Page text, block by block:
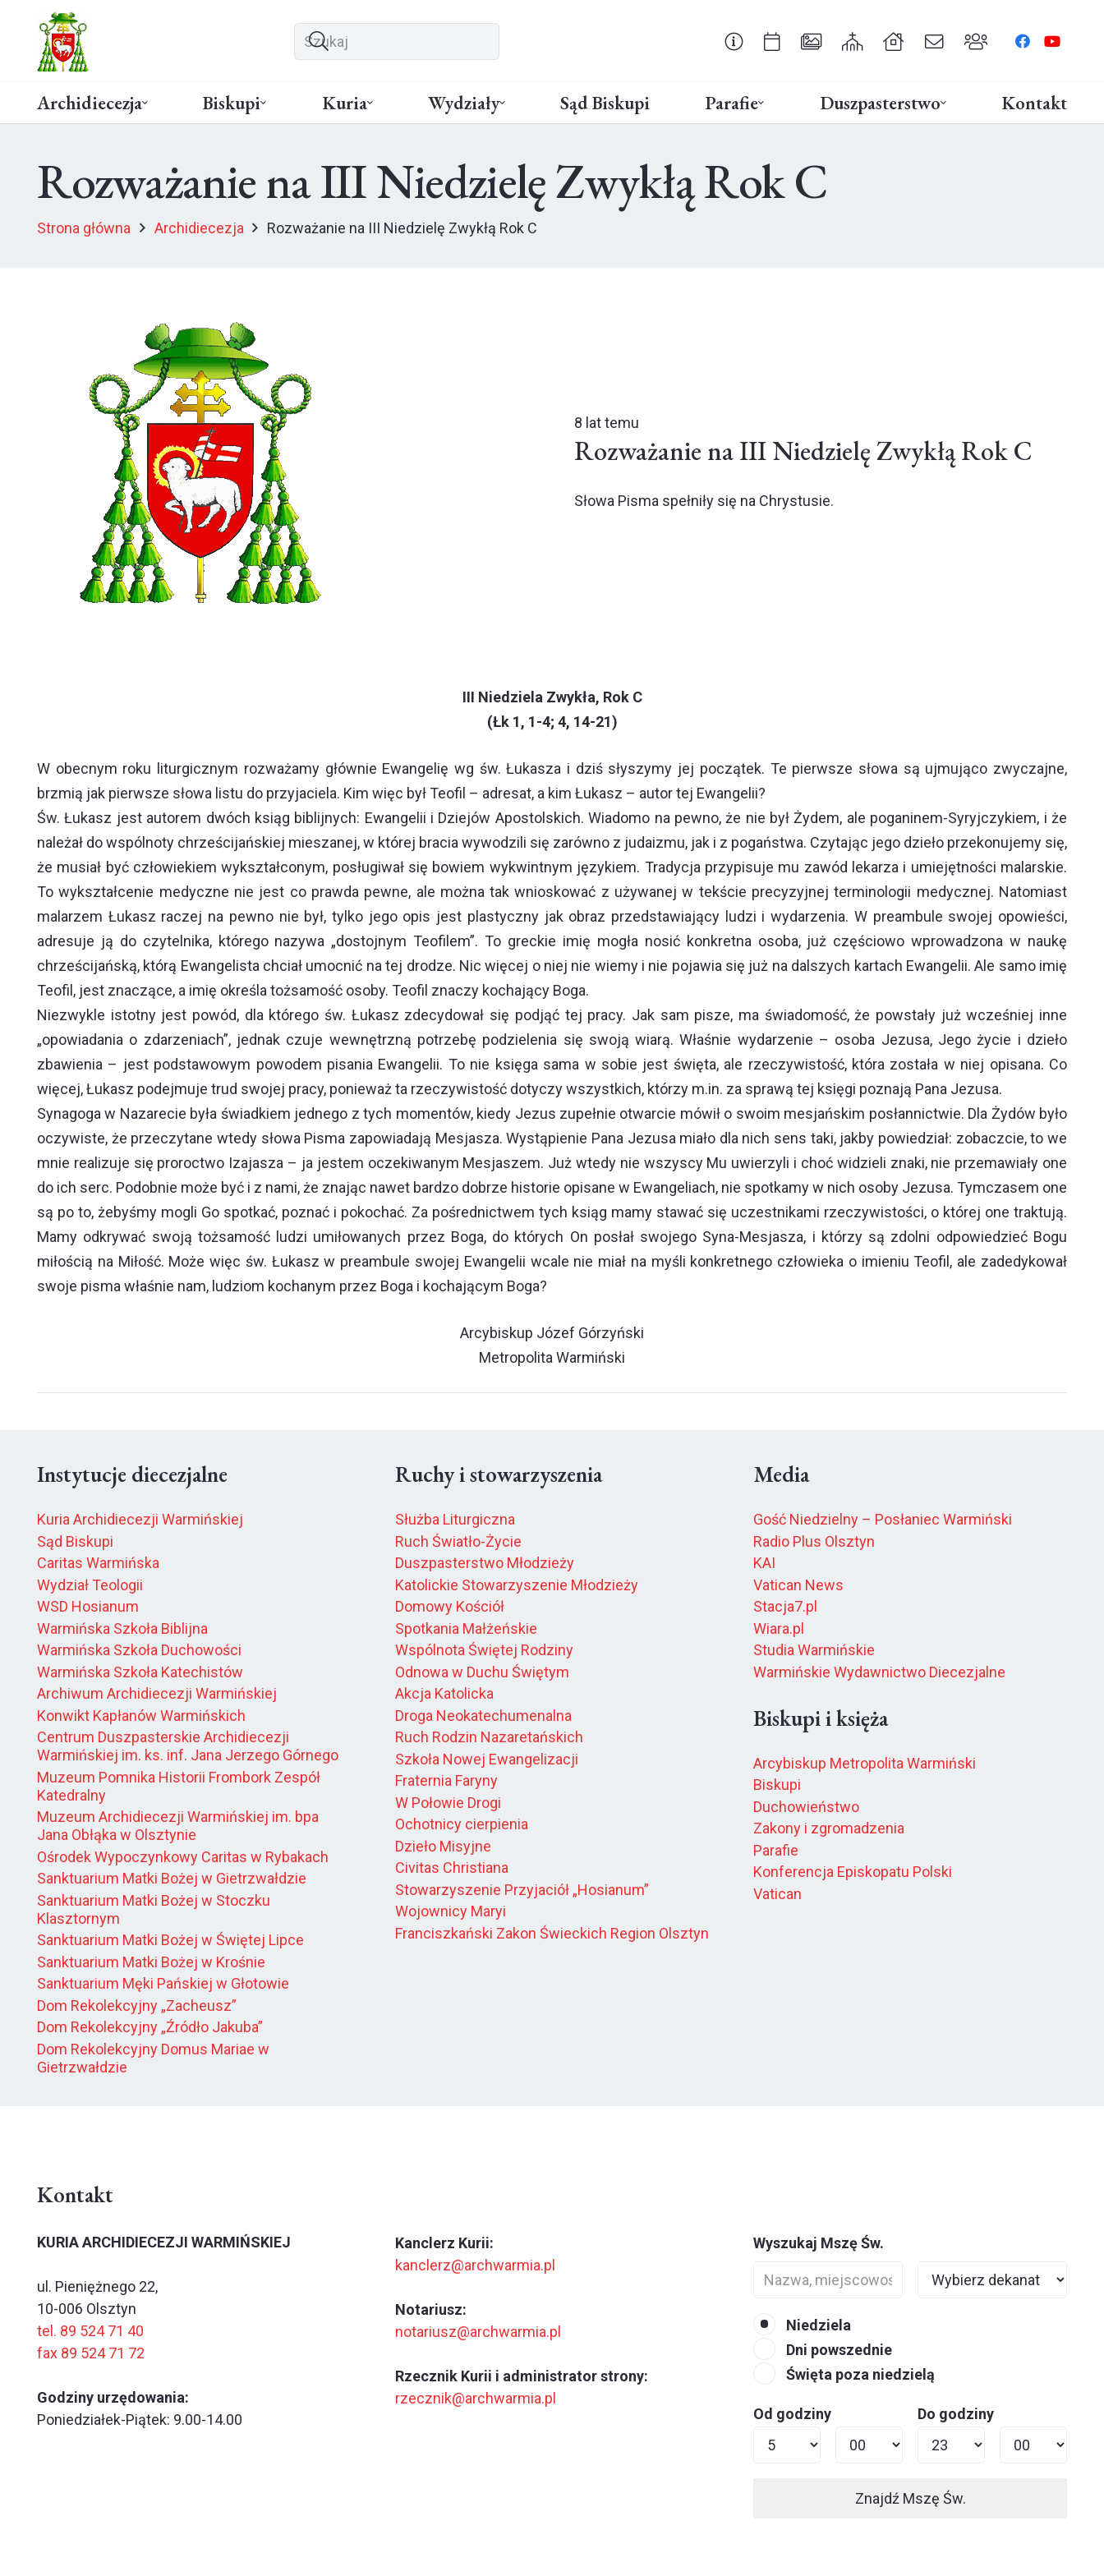
Archidiecezja Biskupi Kuria Wydziały Sąd Biskupi Parafie Duszpasterstwo Kontakt
Rozważanie na III Niedzielę Zwykłą Rok C
Strona główna Archidiecezja Rozważanie na III Niedzielę Zwykłą Rok C
8 lat temu
Rozważanie na III Niedzielę Zwykłą Rok C
Słowa Pisma spełniły się na Chrystusie.
III Niedziela Zwykła, Rok C
(Łk 1, 1-4; 4, 14-21)
W obecnym roku liturgicznym rozważamy głównie Ewangelię wg św. Łukasza i dziś słyszymy jej początek. Te pierwsze słowa są ujmująco zwyczajne,
brzmią jak pierwsze słowa listu do przyjaciela. Kim więc był Teofil – adresat, a kim Łukasz – autor tej Ewangelii?
Św. Łukasz jest autorem dwóch ksiąg biblijnych: Ewangelii i Dziejów Apostolskich. Wiadomo na pewno, że nie był Żydem, ale poganinem-Syryjczykiem, i że
należał do wspólnoty chrześcijańskiej mieszanej, w której bracia wywodzili się zarówno z judaizmu, jak i z pogaństwa. Czytając jego dzieło przekonujemy się,
że musiał być człowiekiem wykształconym, posługiwał się bowiem wykwintnym językiem. Tradycja przypisuje mu zawód lekarza i umiejętności malarskie.
To wykształcenie medyczne nie jest co prawda pewne, ale można tak wnioskować z używanej w tekście precyzyjnej terminologii medycznej. Natomiast
malarzem Łukasz raczej na pewno nie był, tylko jego opis jest plastyczny jak obraz przedstawiający ludzi i wydarzenia. W preambule swojej opowieści,
adresuje ją do czytelnika, którego nazywa „dostojnym Teofilem”. To greckie imię mogła nosić konkretna osoba, już częściowo wprowadzona w naukę
chrześcijańską, którą Ewangelista chciał umocnić na tej drodze. Nic więcej o niej nie wiemy i nie pojawia się już na dalszych kartach Ewangelii. Ale samo imię
Teofil, jest znaczące, a imię określa tożsamość osoby. Teofil znaczy kochający Boga.
Niezwykle istotny jest powód, dla którego św. Łukasz zdecydował się podjąć tej pracy. Jak sam pisze, ma świadomość, że powstały już wcześniej inne
„opowiadania o zdarzeniach”, jednak czuje wewnętrzną potrzebę podzielenia się swoją wiarą. Właśnie wydarzenie – osoba Jezusa, Jego życie i dzieło
zbawienia – jest podstawowym powodem pisania Ewangelii. To nie księga sama w sobie jest święta, ale rzeczywistość, która została w niej opisana. Co
więcej, Łukasz podejmuje trud swojej pracy, ponieważ ta rzeczywistość dotyczy wszystkich, którzy m.in. za sprawą tej księgi poznają Pana Jezusa.
Synagoga w Nazarecie była świadkiem jednego z tych momentów, kiedy Jezus zupełnie otwarcie mówił o swoim mesjańskim posłannictwie. Dla Żydów było
oczywiste, że przeczytane wtedy słowa Pisma zapowiadają Mesjasza. Wystąpienie Pana Jezusa miało dla nich sens taki, jakby powiedział: zobaczcie, to we
mnie realizuje się proroctwo Izajasza – ja jestem oczekiwanym Mesjaszem. Już wtedy nie wszyscy Mu uwierzyli i choć widzieli znaki, nie przemawiały one
do ich serc. Podobnie może być i z nami, że znając nawet bardzo dobrze historie opisane w Ewangeliach, nie spotkamy w nich osoby Jezusa. Tymczasem one
są po to, żebyśmy mogli Go spotkać, poznać i pokochać. Za pośrednictwem tych ksiąg mamy stawać się uczestnikami rzeczywistości, o której one traktują.
Mamy odkrywać swoją tożsamość ludzi umiłowanych przez Boga, do których On posłał swojego Syna-Mesjasza, i którzy są zdolni odpowiedzieć Bogu
miłością na Miłość. Może więc św. Łukasz w preambule swojej Ewangelii wcale nie miał na myśli konkretnego człowieka o imieniu Teofil, ale zadedykował
swoje pisma właśnie nam, ludziom kochanym przez Boga i kochającym Boga?
Arcybiskup Józef Górzyński
Metropolita Warmiński
Instytucje diecezjalne
Kuria Archidiecezji Warmińskiej
Sąd Biskupi
Caritas Warmińska
Wydział Teologii
WSD Hosianum
Warmińska Szkoła Biblijna
Warmińska Szkoła Duchowości
Warmińska Szkoła Katechistów
Archiwum Archidiecezji Warmińskiej
Konwikt Kapłanów Warmińskich
Centrum Duszpasterskie Archidiecezji
Warmińskiej im. ks. inf. Jana Jerzego Górnego
Muzeum Pomnika Historii Frombork Zespół
Katedralny
Muzeum Archidiecezji Warmińskiej im. bpa
Jana Obłąka w Olsztynie
Ośrodek Wypoczynkowy Caritas w Rybakach
Sanktuarium Matki Bożej w Gietrzwałdzie
Sanktuarium Matki Bożej w Stoczku
Klasztornym
Sanktuarium Matki Bożej w Świętej Lipce
Sanktuarium Matki Bożej w Krośnie
Sanktuarium Męki Pańskiej w Głotowie
Dom Rekolekcyjny „Zacheusz”
Dom Rekolekcyjny „Źródło Jakuba”
Dom Rekolekcyjny Domus Mariae w
Gietrzwałdzie
Ruchy i stowarzyszenia
Służba Liturgiczna
Ruch Światło-Życie
Duszpasterstwo Młodzieży
Katolickie Stowarzyszenie Młodzieży
Domowy Kościół
Spotkania Małżeńskie
Wspólnota Świętej Rodziny
Odnowa w Duchu Świętym
Akcja Katolicka
Droga Neokatechumenalna
Ruch Rodzin Nazaretańskich
Szkoła Nowej Ewangelizacji
Fraternia Faryny
W Połowie Drogi
Ochotnicy cierpienia
Dzieło Misyjne
Civitas Christiana
Stowarzyszenie Przyjaciół „Hosianum”
Wojownicy Maryi
Franciszkański Zakon Świeckich Region Olsztyn
Media
Gość Niedzielny – Posłaniec Warmiński
Radio Plus Olsztyn
KAI
Vatican News
Stacja7.pl
Wiara.pl
Studia Warmińskie
Warmińskie Wydawnictwo Diecezjalne
Biskupi i księża
Arcybiskup Metropolita Warmiński
Biskupi
Duchowieństwo
Zakony i zgromadzenia
Parafie
Konferencja Episkopatu Polski
Vatican
Kontakt
KURIA ARCHIDIECEZJI WARMIŃSKIEJ
ul. Pieniężnego 22,
10-006 Olsztyn
tel. 89 524 71 40
fax 89 524 71 72
Godziny urzędowania:
Poniedziałek-Piątek: 9.00-14.00
Kanclerz Kurii:
kanclerz@archwarmia.pl
Notariusz:
notariusz@archwarmia.pl
Rzecznik Kurii i administrator strony:
rzecznik@archwarmia.pl
Wyszukaj Mszę Św.
Niedziela
Dni powszednie
Święta poza niedzielą
Od godziny Do godziny
Znajdź Mszę Św.